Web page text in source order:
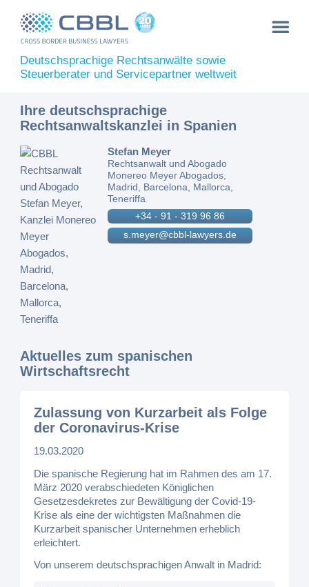
Deutschsprachige Rechtsanwälte sowie
Steuerberater und Servicepartner weltweit
Ihre deutschsprachige
Rechtsanwaltskanzlei in Spanien
Stefan Meyer
Rechtsanwalt und Abogado
Monereo Meyer Abogados,
Madrid, Barcelona, Mallorca,
Teneriffa
+34 - 91 - 319 96 86
s.meyer@cbbl-lawyers.de
Aktuelles zum spanischen
Wirtschaftsrecht
Zulassung von Kurzarbeit als Folge
der Coronavirus-Krise
19.03.2020
Die spanische Regierung hat im Rahmen des am 17.
März 2020 verabschiedeten Königlichen
Gesetzesdekretes zur Bewältigung der Covid-19-
Krise als eine der wichtigsten Maßnahmen die
Kurzarbeit spanischer Unternehmen erheblich
erleichtert.
Von unserem deutschsprachigen Anwalt in Madrid: